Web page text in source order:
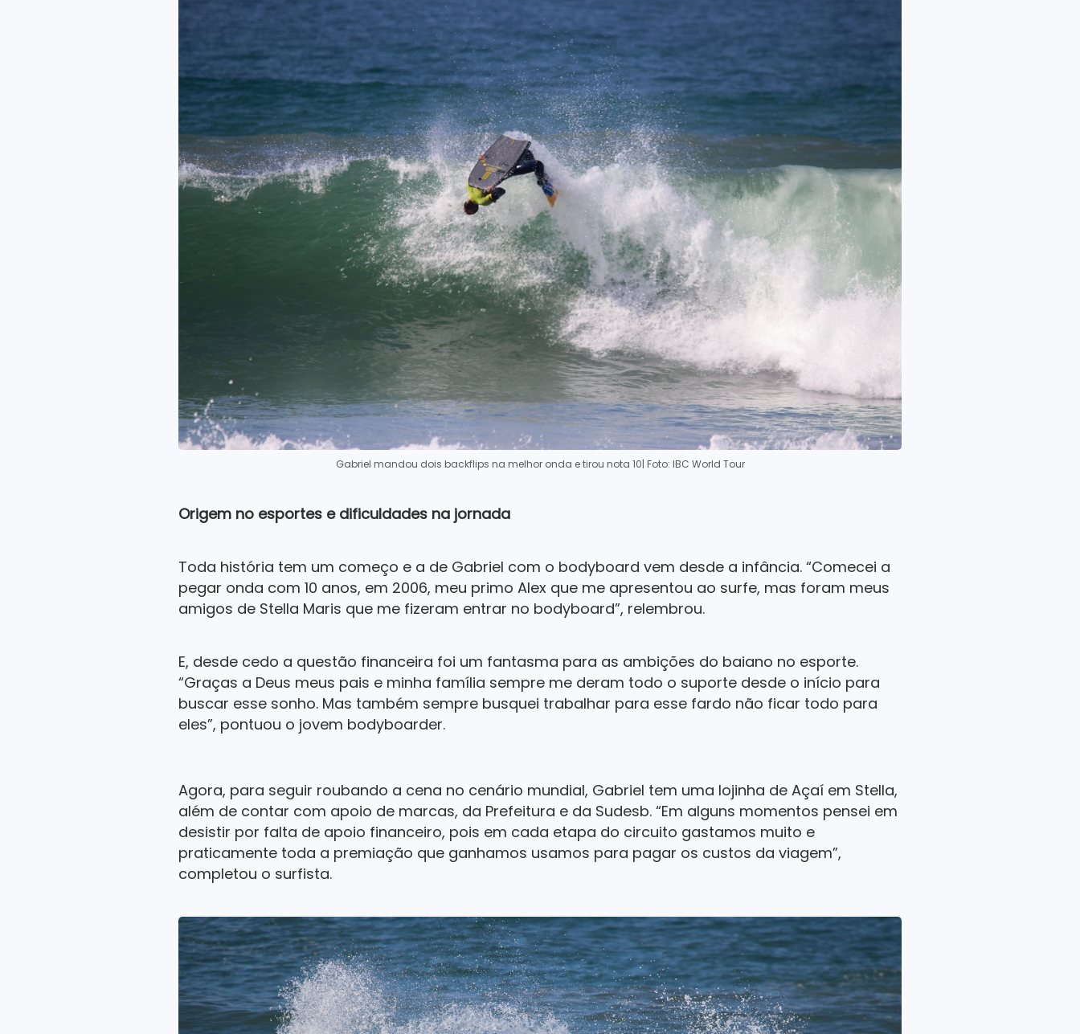
Gabriel mandou dois backflips na melhor onda e tirou nota 10| Foto: IBC World Tour
Origem no esportes e dificuldades na jornada
Toda história tem um começo e a de Gabriel com o bodyboard vem desde a infância. “Comecei a
pegar onda com 10 anos, em 2006, meu primo Alex que me apresentou ao surfe, mas foram meus
amigos de Stella Maris que me fizeram entrar no bodyboard”, relembrou.
E, desde cedo a questão financeira foi um fantasma para as ambições do baiano no esporte.
“Graças a Deus meus pais e minha família sempre me deram todo o suporte desde o início para
buscar esse sonho. Mas também sempre busquei trabalhar para esse fardo não ficar todo para
eles”, pontuou o jovem bodyboarder.
Agora, para seguir roubando a cena no cenário mundial, Gabriel tem uma lojinha de Açaí em Stella,
além de contar com apoio de marcas, da Prefeitura e da Sudesb. “Em alguns momentos pensei em
desistir por falta de apoio financeiro, pois em cada etapa do circuito gastamos muito e
praticamente toda a premiação que ganhamos usamos para pagar os custos da viagem”,
completou o surfista.